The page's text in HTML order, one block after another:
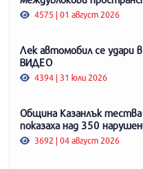
4575 | 01 август 2026
Лек автомобил се удари
ВИДЕО
4394 | 31 юли 2026
Община Казанлък
показаха над 350
3692 | 04 август 2026